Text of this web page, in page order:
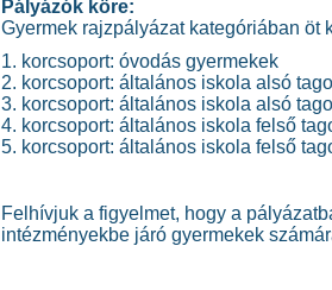
Pályázók köre:
Gyermek rajzpályázat kategóriában öt
1. korcsoport: óvodás gyermekek
2. korcsoport: általános iskola alsó
3. korcsoport: általános iskola alsó
4. korcsoport: általános iskola felső
5. korcsoport: általános iskola felső
Felhívjuk a figyelmet, hogy a
intézményekbe járó gyermekek